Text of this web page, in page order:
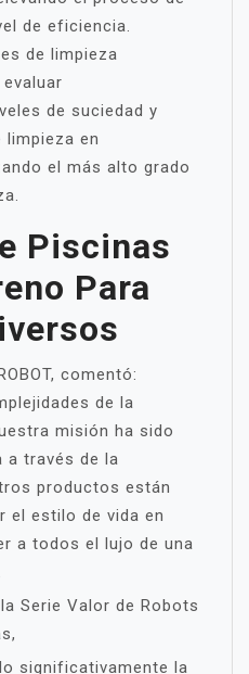
de eficiencia.
de limpieza
de suciedad y
en
el más alto grado
Piscinas
Para
comentó:
de la
misión ha sido
a través de la
productos están
el estilo de vida en
a todos el lujo de una
Serie Valor de Robots
significativamente la